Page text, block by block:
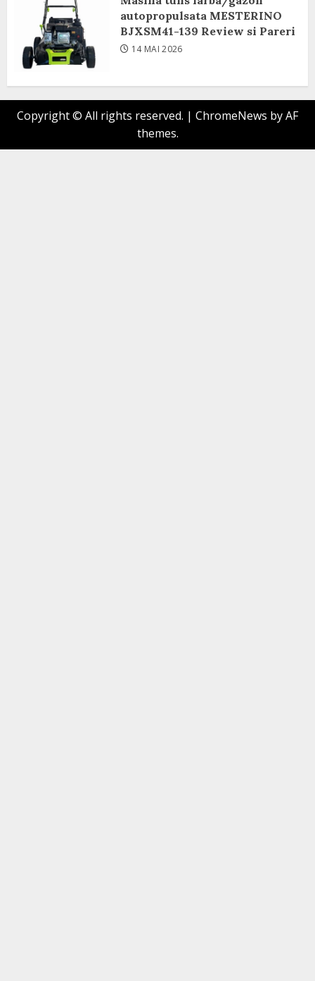
autopropulsata MESTERINO
BJXSM41-139 Review si Pareri
14 MAI 2026
Copyright © All rights reserved. | ChromeNews by AF
themes.